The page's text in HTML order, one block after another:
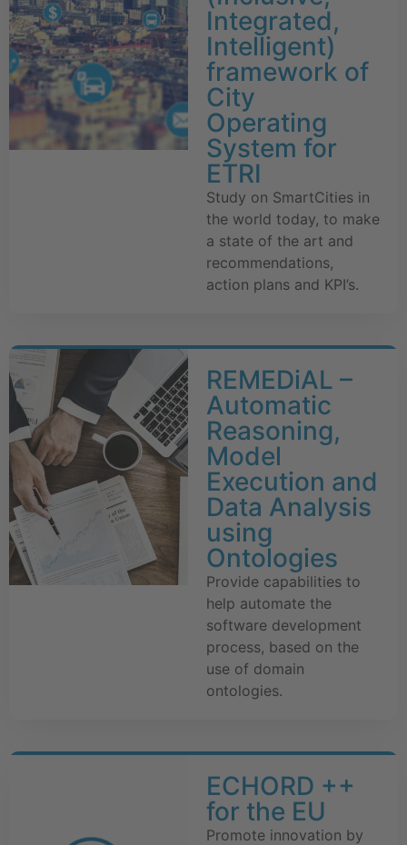
Integrated,
Intelligent)
framework of
City
Operating
System for
ETRI
Study on SmartCities in
the world today, to make
a state of the art and
recommendations,
action plans and KPI’s.
REMEDiAL –
Automatic
Reasoning,
Model
Execution and
Data Analysis
using
Ontologies
Provide capabilities to
help automate the
software development
process, based on the
use of domain
ontologies.
ECHORD ++
for the EU
Promote innovation by